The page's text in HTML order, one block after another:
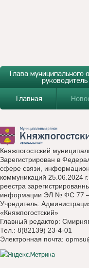
Глава муниципального
Главная
Княжпогостский
Зарегистрирован в
сфере связи,
коммуникаций 25.06.2024
реестра
информации ЭЛ № ФС 77
Учредитель:
«Княжпогостский»
Главный редактор:
Тел.: 8(82139) 23-4-01
Электронная почта: